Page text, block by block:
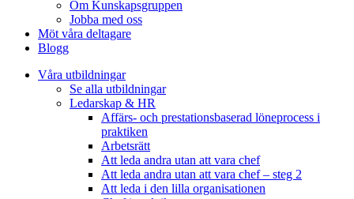
Om Kunskapsgruppen
Jobba med oss
Möt våra deltagare
Blogg
Våra utbildningar
Se alla utbildningar
Ledarskap & HR
Affärs- och prestationsbaserad löneprocess i
praktiken
Arbetsrätt
Att leda andra utan att vara chef
Att leda andra utan att vara chef – steg 2
Att leda i den lilla organisationen